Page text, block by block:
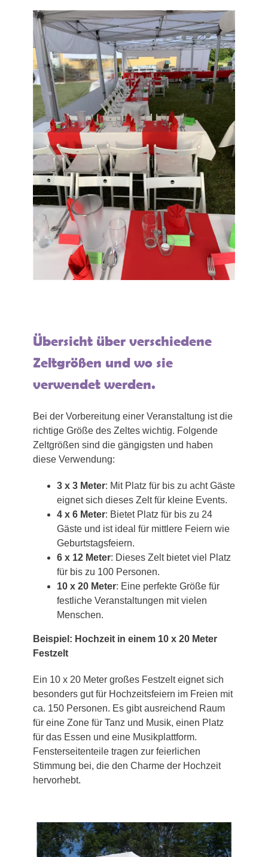
Übersicht über verschiedene
Zeltgrößen und wo sie
verwendet werden.
Bei der Vorbereitung einer Veranstaltung ist die
richtige Größe des Zeltes wichtig. Folgende
Zeltgrößen sind die gängigsten und haben
diese Verwendung:
3 x 3 Meter: Mit Platz für bis zu acht Gäste
eignet sich dieses Zelt für kleine Events.
4 x 6 Meter: Bietet Platz für bis zu 24
Gäste und ist ideal für mittlere Feiern wie
Geburtstagsfeiern.
6 x 12 Meter: Dieses Zelt bietet viel Platz
für bis zu 100 Personen.
10 x 20 Meter: Eine perfekte Größe für
festliche Veranstaltungen mit vielen
Menschen.
Beispiel: Hochzeit in einem 10 x 20 Meter
Festzelt
Ein 10 x 20 Meter großes Festzelt eignet sich
besonders gut für Hochzeitsfeiern im Freien mit
ca. 150 Personen. Es gibt ausreichend Raum
für eine Zone für Tanz und Musik, einen Platz
für das Essen und eine Musikplattform.
Fensterseitenteile tragen zur feierlichen
Stimmung bei, die den Charme der Hochzeit
hervorhebt.